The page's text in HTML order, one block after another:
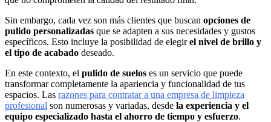
Sin embargo, cada vez son más clientes que buscan opciones de
pulido personalizadas que se adapten a sus necesidades y gustos
específicos. Esto incluye la posibilidad de elegirel nivel de brillo y
el tipo de acabado deseado.
En este contexto, el pulido de suelos es un servicio que puede
transformar completamente la apariencia y funcionalidad de tus
espacios. Las razones para contratar a una empresa de limpieza
profesional son numerosas y variadas, desde la experiencia y el
equipo especializado hasta el ahorro de tiempo y esfuerzo.